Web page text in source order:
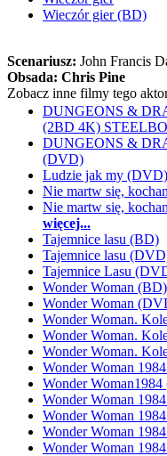
Wieczór gier (BD)
Scenariusz: John Francis
Obsada: Chris Pine
Zobacz inne filmy tego
DUNGEONS &
(2BD 4K)
DUNGEONS &
(DVD)
Ludzie jak my (DVD)
Nie martw się,
Nie martw się,
więcej...
Tajemnice lasu (BD)
Tajemnice lasu
Tajemnice Lasu
Wonder Woman
Wonder Woman
Wonder Woman.
Wonder Woman.
Wonder Woman.
Wonder Woman
Wonder
Wonder Woman
Wonder Woman
Wonder Woman
Wonder Woman